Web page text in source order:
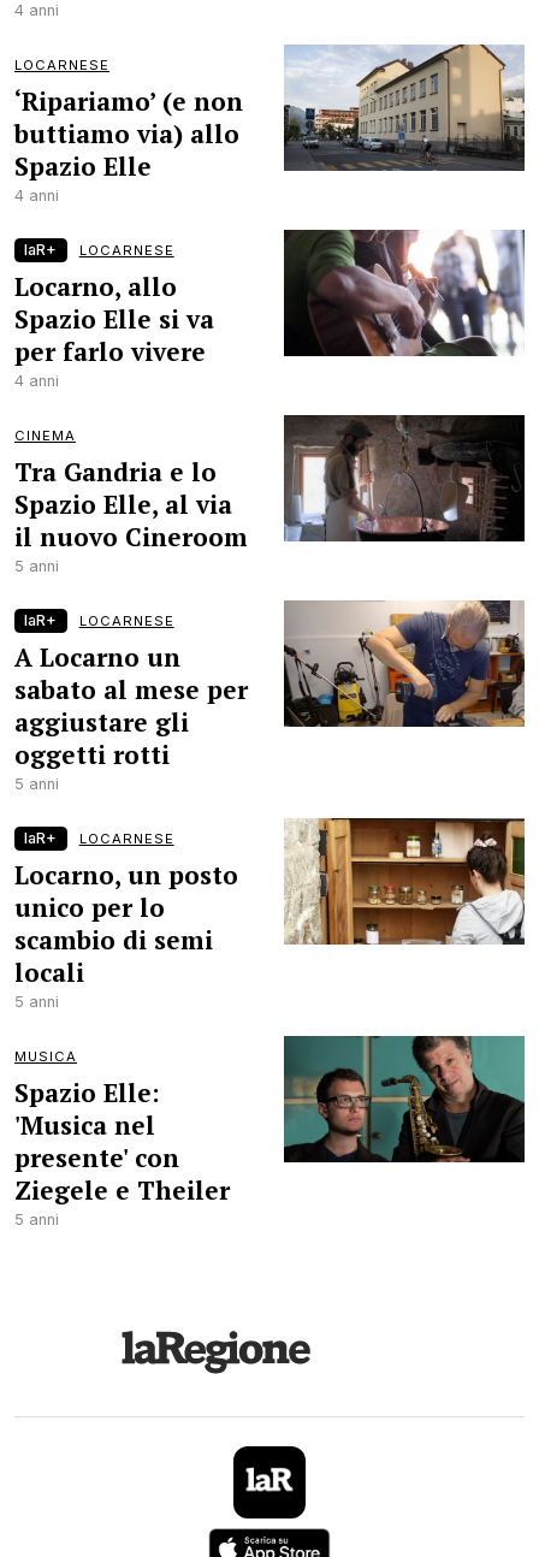
4 anni
LOCARNESE
‘Ripariamo’ (e non
buttiamo via) allo
Spazio Elle
4 anni
laR+ LOCARNESE
Locarno, allo
Spazio Elle si va
per farlo vivere
4 anni
CINEMA
Tra Gandria e lo
Spazio Elle, al via
il nuovo Cineroom
5 anni
laR+ LOCARNESE
A Locarno un
sabato al mese per
aggiustare gli
oggetti rotti
5 anni
laR+ LOCARNESE
Locarno, un posto
unico per lo
scambio di semi
locali
5 anni
MUSICA
Spazio Elle:
'Musica nel
presente' con
Ziegele e Theiler
5 anni